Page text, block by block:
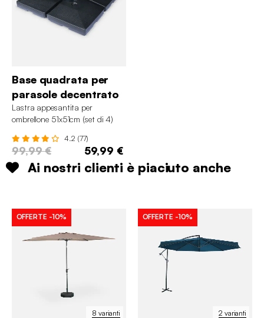
Base quadrata per
parasole decentrato
Lastra appesantita per
ombrellone 51x51cm (set di 4)
4.2 (77)
99,99 € 59,99 €
Ai nostri clienti è piaciuto anche
8 varianti
OFFERTE -10%
2 varianti
OFFERTE -10%